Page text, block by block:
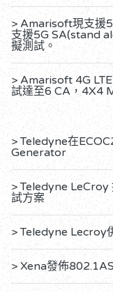
> Amarisoft現支援
支援5G SA(stand
擬測試。
> Amarisoft 4G
試達至6 CA，4X4
> Teledyne在
Generator
> Teledyne
試方案
> Teledyne Lecroy
> Xena發佈